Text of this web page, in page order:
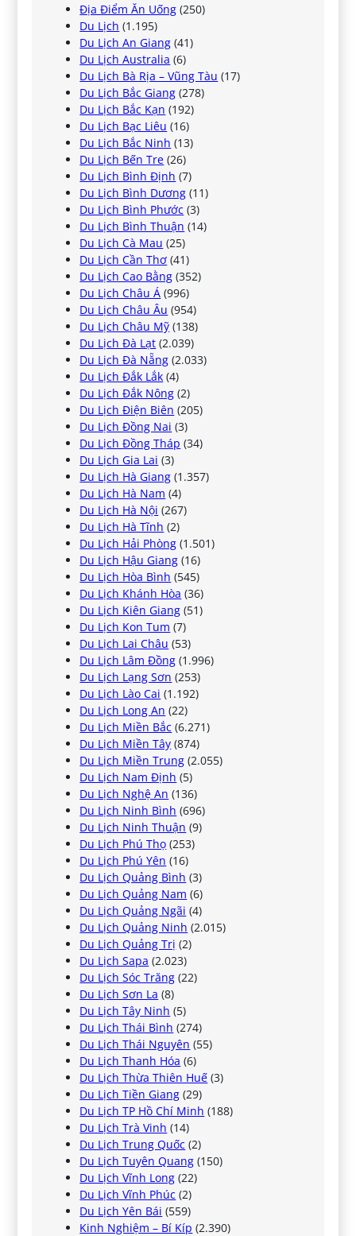
Địa Điểm Ăn Uống (250)
Du Lịch (1.195)
Du Lịch An Giang (41)
Du Lịch Australia (6)
Du Lịch Bà Rịa – Vũng Tàu (17)
Du Lịch Bắc Giang (278)
Du Lịch Bắc Kạn (192)
Du Lịch Bạc Liêu (16)
Du Lịch Bắc Ninh (13)
Du Lịch Bến Tre (26)
Du Lịch Bình Định (7)
Du Lịch Bình Dương (11)
Du Lịch Bình Phước (3)
Du Lịch Bình Thuận (14)
Du Lịch Cà Mau (25)
Du Lịch Cần Thơ (41)
Du Lịch Cao Bằng (352)
Du Lịch Châu Á (996)
Du Lịch Châu Âu (954)
Du Lịch Châu Mỹ (138)
Du Lịch Đà Lạt (2.039)
Du Lịch Đà Nẵng (2.033)
Du Lịch Đắk Lắk (4)
Du Lịch Đắk Nông (2)
Du Lịch Điện Biên (205)
Du Lịch Đồng Nai (3)
Du Lịch Đồng Tháp (34)
Du Lịch Gia Lai (3)
Du Lịch Hà Giang (1.357)
Du Lịch Hà Nam (4)
Du Lịch Hà Nội (267)
Du Lịch Hà Tĩnh (2)
Du Lịch Hải Phòng (1.501)
Du Lịch Hậu Giang (16)
Du Lịch Hòa Bình (545)
Du Lịch Khánh Hòa (36)
Du Lịch Kiên Giang (51)
Du Lịch Kon Tum (7)
Du Lịch Lai Châu (53)
Du Lịch Lâm Đồng (1.996)
Du Lịch Lạng Sơn (253)
Du Lịch Lào Cai (1.192)
Du Lịch Long An (22)
Du Lịch Miền Bắc (6.271)
Du Lịch Miền Tây (874)
Du Lịch Miền Trung (2.055)
Du Lịch Nam Định (5)
Du Lịch Nghệ An (136)
Du Lịch Ninh Bình (696)
Du Lịch Ninh Thuận (9)
Du Lịch Phú Thọ (253)
Du Lịch Phú Yên (16)
Du Lịch Quảng Bình (3)
Du Lịch Quảng Nam (6)
Du Lịch Quảng Ngãi (4)
Du Lịch Quảng Ninh (2.015)
Du Lịch Quảng Trị (2)
Du Lịch Sapa (2.023)
Du Lịch Sóc Trăng (22)
Du Lịch Sơn La (8)
Du Lịch Tây Ninh (5)
Du Lịch Thái Bình (274)
Du Lịch Thái Nguyên (55)
Du Lịch Thanh Hóa (6)
Du Lịch Thừa Thiên Huế (3)
Du Lịch Tiền Giang (29)
Du Lịch TP Hồ Chí Minh (188)
Du Lịch Trà Vinh (14)
Du Lịch Trung Quốc (2)
Du Lịch Tuyên Quang (150)
Du Lịch Vĩnh Long (22)
Du Lịch Vĩnh Phúc (2)
Du Lịch Yên Bái (559)
Kinh Nghiệm – Bí Kíp (2.390)